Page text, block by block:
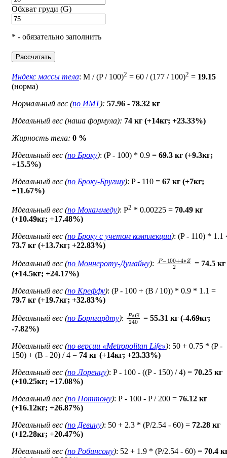
Обхват груди (G)
* - обязательно заполнить
Рассчитать
Индекс массы тела: M / (P / 100)2 = 60 / (177 / 100)2 = 19.15
(норма)
Нормальный вес (по ИМТ): 57.96 - 78.32 кг
Идеальный вес (наша формула): 74 кг (+14кг; +23.33%)
Жирность тела: 0 %
Идеальный вес (по Броку): (P - 100) * 0.9 = 69.3 кг (+9.3кг;
+15.5%)
Идеальный вес (по Броку-Бругшу): P - 110 = 67 кг (+7кг;
+11.67%)
Идеальный вес (по Мохаммеду): P2 * 0.00225 = 70.49 кг
(+10.49кг; +17.48%)
Идеальный вес (по Броку c учетом комплекции): (P - 110) * 1.1
73.7 кг (+13.7кг; +22.83%)
Идеальный вес (по Моннероту-Думайну): P− 100 +4∗ 2
= 74.5 кг
(+14.5кг; +24.17%)
Идеальный вес (по Креффу): (P - 100 + (B / 10)) * 0.9 * 1.1 =
79.7 кг (+19.7кг; +32.83%)
Идеальный вес (по Борнгардту): P∗G 240
=55.31 кг (-4.69кг;
-7.82%)
Идеальный вес (по версии «Metropolitan Life»): 50 + 0.75 * (P -
150) + (B - 20) / 4 = 74 кг (+14кг; +23.33%)
Идеальный вес (по Лоренцу): P - 100 - ((P - 150) / 4) = 70.25 кг
(+10.25кг; +17.08%)
Идеальный вес (по Поттону): Р - 100 - P / 200 = 76.12 кг
(+16.12кг; +26.87%)
Идеальный вес (по Девину): 50 + 2.3 * (P/2.54 - 60) = 72.28 кг
(+12.28кг; +20.47%)
Идеальный вес (по Робинсону): 52 + 1.9 * (P/2.54 - 60) = 70.4